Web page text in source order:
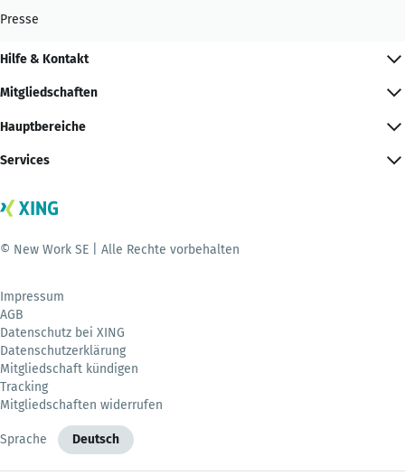
Presse
Hilfe & Kontakt
Mitgliedschaften
Hauptbereiche
Services
© New Work SE | Alle Rechte vorbehalten
Impressum
AGB
Datenschutz bei XING
Datenschutzerklärung
Mitgliedschaft kündigen
Tracking
Mitgliedschaften widerrufen
Sprache Deutsch